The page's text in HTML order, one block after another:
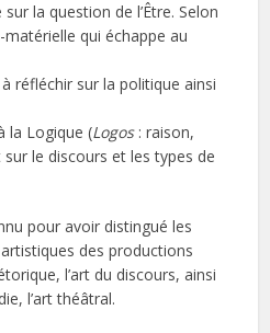
la question de l’Être. Selon
qui échappe au
réfléchir sur la politique ainsi
la Logique (Logos: raison,
le discours et les types de
pour avoir distingué les
des productions
l’art du discours, ainsi
l’art théâtral.